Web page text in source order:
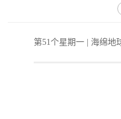
第51个星期一 | 海绵地